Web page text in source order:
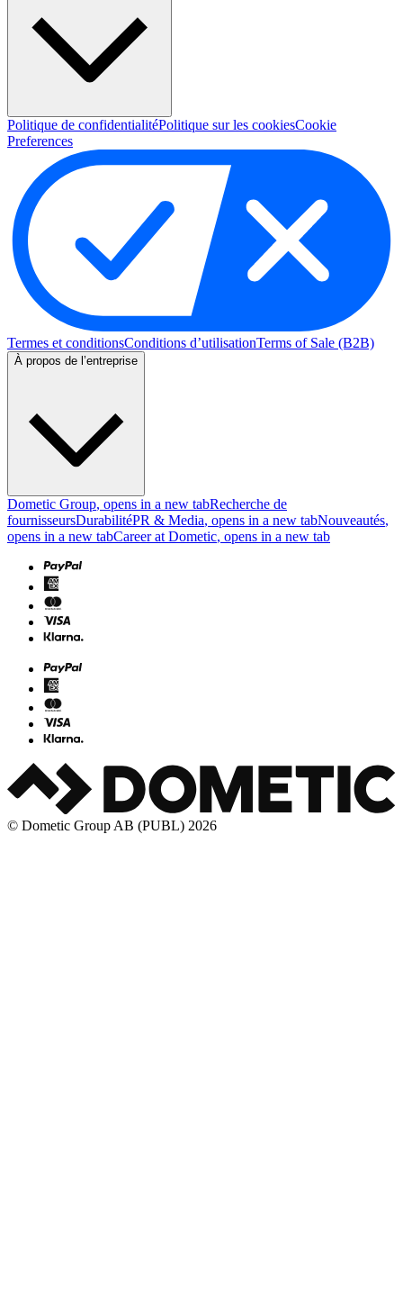
Politique de confidentialitéPolitique sur les cookiesCookie
Preferences
Termes et conditionsConditions d’utilisationTerms of Sale (B2B)
À propos de l’entreprise
Dometic Group, opens in a new tabRecherche de
fournisseursDurabilitéPR & Media, opens in a new tabNouveautés,
opens in a new tabCareer at Dometic, opens in a new tab
© Dometic Group AB (PUBL) 2026